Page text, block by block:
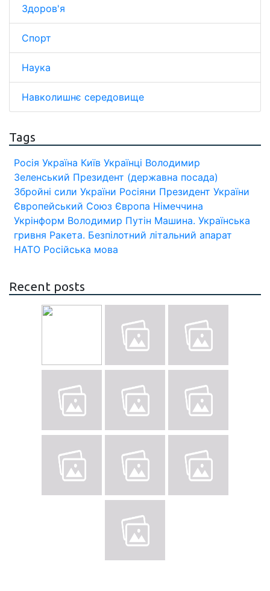
Здоров'я
Спорт
Наука
Навколишнє середовище
Tags
Росія Україна Київ Українці Володимир
Зеленський Президент (державна посада)
Збройні сили України Росіяни Президент України
Європейський Союз Європа Німеччина
Укрінформ Володимир Путін Машина. Українська
гривня Ракета. Безпілотний літальний апарат
НАТО Російська мова
Recent posts